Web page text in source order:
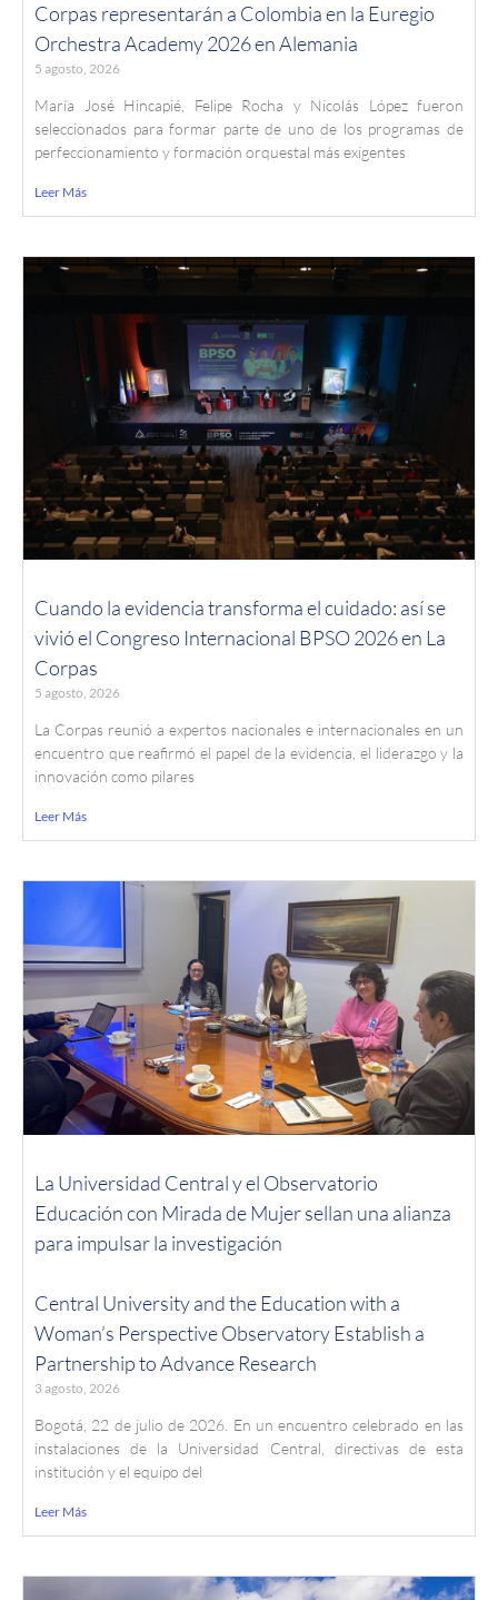
Corpas representarán a Colombia en la Euregio
Orchestra Academy 2026 en Alemania
5 agosto, 2026
María José Hincapié, Felipe Rocha y Nicolás López fueron
seleccionados para formar parte de uno de los programas de
perfeccionamiento y formación orquestal más exigentes
Leer Más
Cuando la evidencia transforma el cuidado: así se
vivió el Congreso Internacional BPSO 2026 en La
Corpas
5 agosto, 2026
La Corpas reunió a expertos nacionales e internacionales en un
encuentro que reafirmó el papel de la evidencia, el liderazgo y la
innovación como pilares
Leer Más
La Universidad Central y el Observatorio
Educación con Mirada de Mujer sellan una alianza
para impulsar la investigación
Central University and the Education with a
Woman’s Perspective Observatory Establish a
Partnership to Advance Research
3 agosto, 2026
Bogotá, 22 de julio de 2026. En un encuentro celebrado en las
instalaciones de la Universidad Central, directivas de esta
institución y el equipo del
Leer Más